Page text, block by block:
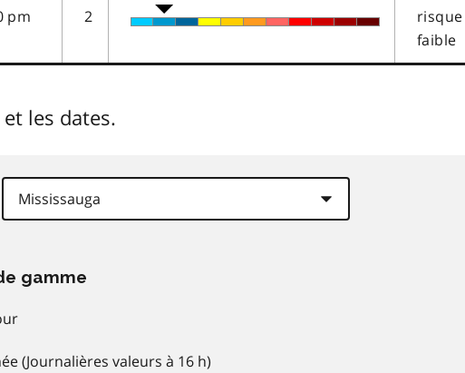
pm
2
risque
faible
les dates.
gamme
(Journalières valeurs à 16 h)